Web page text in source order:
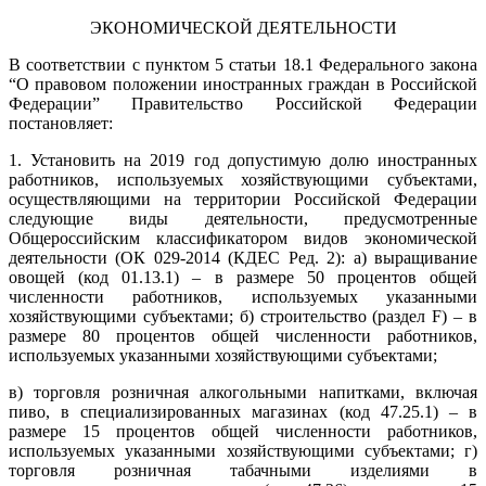
ЭКОНОМИЧЕСКОЙ ДЕЯТЕЛЬНОСТИ
В соответствии с пунктом 5 статьи 18.1 Федерального закона
“О правовом положении иностранных граждан в Российской
Федерации” Правительство Российской Федерации
постановляет:
1. Установить на 2019 год допустимую долю иностранных
работников, используемых хозяйствующими субъектами,
осуществляющими на территории Российской Федерации
следующие виды деятельности, предусмотренные
Общероссийским классификатором видов экономической
деятельности (ОК 029-2014 (КДЕС Ред. 2): а) выращивание
овощей (код 01.13.1) – в размере 50 процентов общей
численности работников, используемых указанными
хозяйствующими субъектами; б) строительство (раздел F) – в
размере 80 процентов общей численности работников,
используемых указанными хозяйствующими субъектами;
в) торговля розничная алкогольными напитками, включая
пиво, в специализированных магазинах (код 47.25.1) – в
размере 15 процентов общей численности работников,
используемых указанными хозяйствующими субъектами; г)
торговля розничная табачными изделиями в